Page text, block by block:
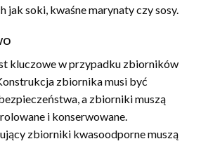
jak soki, kwaśne marynaty czy sosy.
kluczowe w przypadku zbiorników
zbiornika musi być
a zbiorniki muszą
i konserwowane.
zbiorniki kwasoodporne muszą